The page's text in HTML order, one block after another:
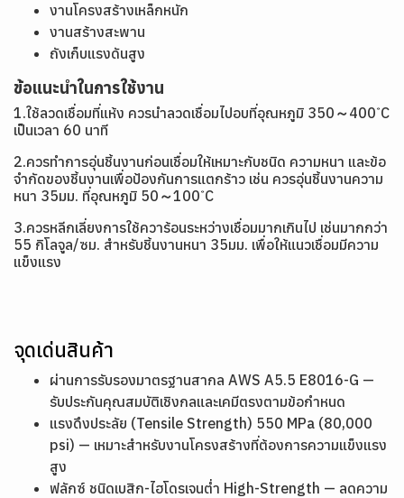
งานโครงสร้างเหล็กหนัก
งานสร้างสะพาน
ถังเก็บแรงดันสูง
ข้อแนะนำในการใช้งาน
1.ใช้ลวดเชื่อมที่แห้ง ควรนำลวดเชื่อมไปอบที่อุณหภูมิ 350～400 ํC
เป็นเวลา 60 นาที
2.ควรทำการอุ่นชิ้นงานก่อนเชื่อมให้เหมาะกับชนิด ความหนา และข้อ
จำกัดของชิ้นงานเพื่อป้องกันการแตกร้าว เช่น ควรอุ่นชิ้นงานความ
หนา 35มม. ที่อุณหภูมิ 50～100 ํC
3.ควรหลีกเลี่ยงการใช้ควาร้อนระหว่างเชื่อมมากเกินไป เช่นมากกว่า
55 กิโลจูล/ซม. สำหรับชิ้นงานหนา 35มม. เพื่อให้แนวเชื่อมมีความ
แข็งแรง
จุดเด่นสินค้า
ผ่านการรับรองมาตรฐานสากล AWS A5.5 E8016-G —
รับประกันคุณสมบัติเชิงกลและเคมีตรงตามข้อกำหนด
แรงดึงประลัย (Tensile Strength) 550 MPa (80,000
psi) — เหมาะสำหรับงานโครงสร้างที่ต้องการความแข็งแรง
สูง
ฟลักซ์ ชนิดเบสิก-ไฮโดรเจนต่ำ High-Strength — ลดความ